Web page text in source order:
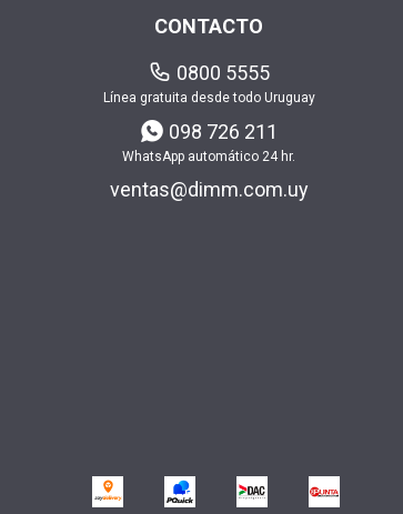
CONTACTO
0800 5555
Línea gratuita desde todo Uruguay
098 726 211
WhatsApp automático 24 hr.
ventas@dimm.com.uy